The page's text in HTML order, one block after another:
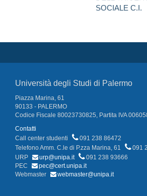
SOCIALE C.I.
Università degli Studi di Palermo
Piazza Marina, 61
90133 - PALERMO
Codice Fiscale 80023730825, Partita IVA
Contatti
Call center studenti
091 238 86472
Telefono Amm. C.le di P.zza Marina, 61
091
URP
urp@unipa.it
091 238 93666
PEC
pec@cert.unipa.it
Webmaster
webmaster@unipa.it